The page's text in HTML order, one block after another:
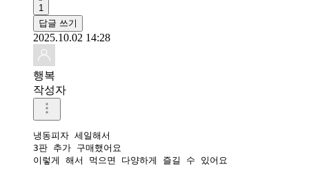
1
답글 쓰기
2025.10.02 14:28
행복
작성자
냉동피자 세일해서
3판 추가 구매했어요
이렇게 해서 먹으면 다양하게 즐길 수 있어요